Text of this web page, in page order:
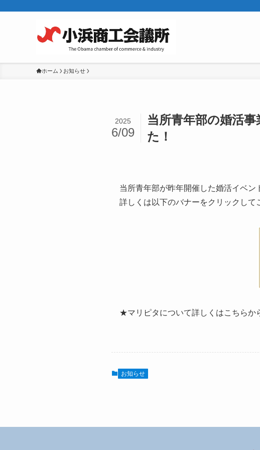
ホーム お知らせ
当所青年部の婚活
た！
2025
6/09
当所青年部が昨年開催した婚活イベン
詳しくは以下のバナーをクリックして
★マリピタについて詳しくはこち
お知らせ